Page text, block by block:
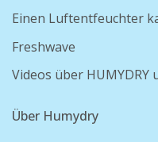
Einen Luftentfeuchter
Freshwave
Videos über HUMYDRY
Über Humydry